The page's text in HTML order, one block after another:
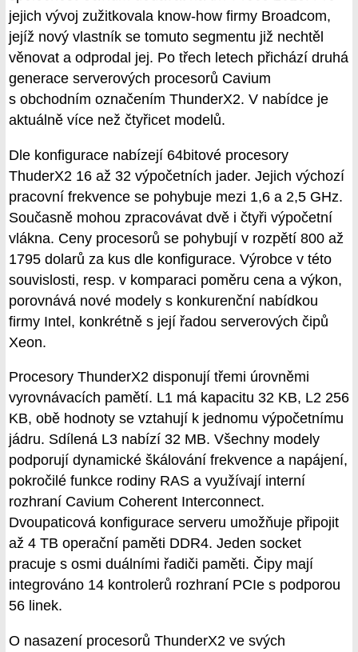
jejich vývoj zužitkovala know-how firmy Broadcom,
jejíž nový vlastník se tomuto segmentu již nechtěl
věnovat a odprodal jej. Po třech letech přichází druhá
generace serverových procesorů Cavium
s obchodním označením ThunderX2. V nabídce je
aktuálně více než čtyřicet modelů.
Dle konfigurace nabízejí 64bitové procesory
ThuderX2 16 až 32 výpočetních jader. Jejich výchozí
pracovní frekvence se pohybuje mezi 1,6 a 2,5 GHz.
Současně mohou zpracovávat dvě i čtyři výpočetní
vlákna. Ceny procesorů se pohybují v rozpětí 800 až
1795 dolarů za kus dle konfigurace. Výrobce v této
souvislosti, resp. v komparaci poměru cena a výkon,
porovnává nové modely s konkurenční nabídkou
firmy Intel, konkrétně s její řadou serverových čipů
Xeon.
Procesory ThunderX2 disponují třemi úrovněmi
vyrovnávacích pamětí. L1 má kapacitu 32 KB, L2 256
KB, obě hodnoty se vztahují k jednomu výpočetnímu
jádru. Sdílená L3 nabízí 32 MB. Všechny modely
podporují dynamické škálování frekvence a napájení,
pokročilé funkce rodiny RAS a využívají interní
rozhraní Cavium Coherent Interconnect.
Dvoupaticová konfigurace serveru umožňuje připojit
až 4 TB operační paměti DDR4. Jeden socket
pracuje s osmi duálními řadiči paměti. Čipy mají
integrováno 14 kontrolerů rozhraní PCIe s podporou
56 linek.
O nasazení procesorů ThunderX2 ve svých